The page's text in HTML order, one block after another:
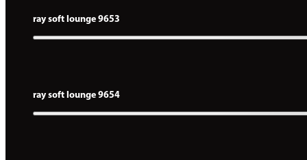
ray soft lounge 9653
ray soft lounge 9654